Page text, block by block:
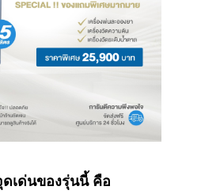
เด่นของรุ่นนี้ คือ